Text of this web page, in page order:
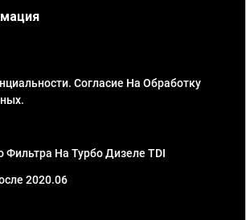
Согласие На Обработку
Фильтра На Турбо Дизеле TDI
2020.06